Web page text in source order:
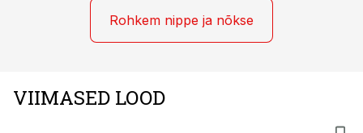
Rohkem nippe ja nõkse
VIIMASED LOOD